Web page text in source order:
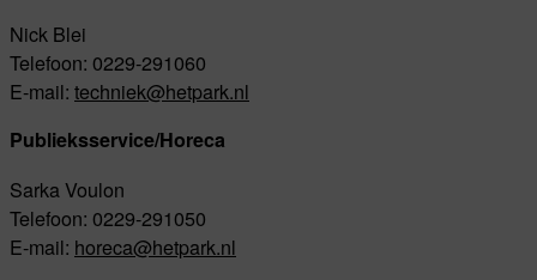
Nick Blei
Telefoon: 0229-291060
E-mail: techniek@hetpark.nl
Publieksservice/Horeca
Sarka Voulon
Telefoon: 0229-291050
E-mail: horeca@hetpark.nl